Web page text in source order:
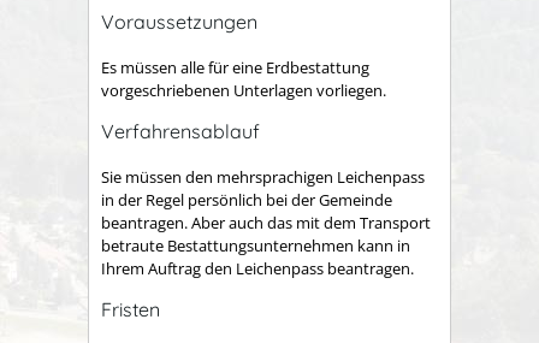
Voraussetzungen
Es müssen alle für eine Erdbestattung
vorgeschriebenen Unterlagen vorliegen.
Verfahrensablauf
Sie müssen den mehrsprachigen Leichenpass
in der Regel persönlich bei der Gemeinde
beantragen. Aber auch das mit dem Transport
betraute Bestattungsunternehmen kann in
Ihrem Auftrag den Leichenpass beantragen.
Fristen